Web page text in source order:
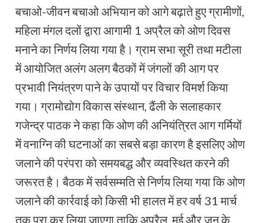
बचाओ-जीवन बचाओ अभियान को आगे बढ़ाते हुए ग्रामीणों,
महिला मंगल दलों द्वारा आगामी 1 अप्रैल को ओण दिवस
मनाने का निर्णय लिया गया है। ग्राम सभा सूरी तथा मटीला
में आयोजित अलंग अलग बैठकों में जंगलों की आग पर
प्रभावी नियंत्रण पाने के उपायों पर विचार विमर्श किया
गया। ग्रामोद्योग विकास संस्थान, ढैंली के सलाहकार
गजेन्द्र पाठक ने कहा कि ओण की अनियंत्रित आग गर्मियों
में वनाग्नि की घटनाओं का सबसे बड़ा कारण है इसलिए ओण
जलाने की परंपरा को समयबद्ध और व्यवस्थित करने की
जरूरत है। बैठक में सर्वसम्मति से निर्णय लिया गया कि ओण
जलाने की कार्रवाई को किसी भी हालत में हर वर्ष 31 मार्च
तक पूरा कर लिया जाएगा ताकि अप्रैल, मई,और जून के